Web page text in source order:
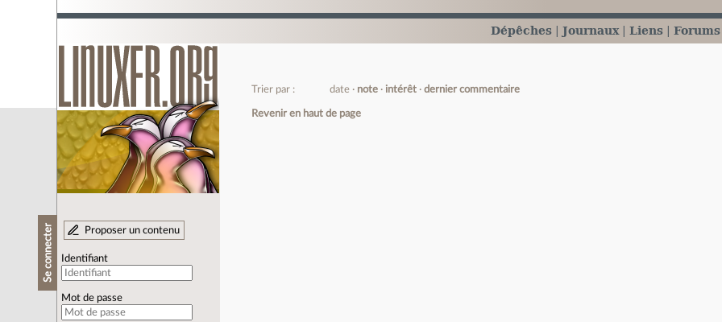
Dépêches Journaux Liens Forums
Se connecter Proposer un contenu
Identifiant
Mot de passe
Trier par : date note intérêt dernier commentaire
Revenir en haut de page